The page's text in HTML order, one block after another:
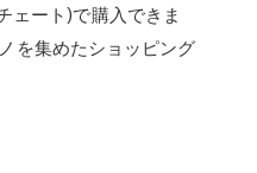
ェート)で購入できま
を集めたショッピング